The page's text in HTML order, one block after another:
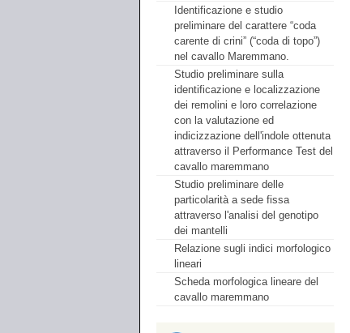
Identificazione e studio
preliminare del carattere “coda
carente di crini” (“coda di topo”)
nel cavallo Maremmano.
Studio preliminare sulla
identificazione e localizzazione
dei remolini e loro correlazione
con la valutazione ed
indicizzazione dell'indole ottenuta
attraverso il Performance Test del
cavallo maremmano
Studio preliminare delle
particolarità a sede fissa
attraverso l'analisi del genotipo
dei mantelli
Relazione sugli indici morfologico
lineari
Scheda morfologica lineare del
cavallo maremmano